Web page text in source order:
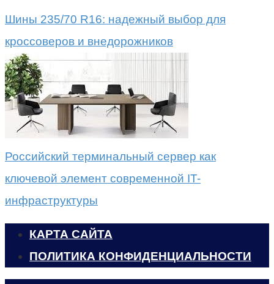
Шины 235/70 R16: надежный выбор для
кроссоверов и внедорожников
Российский терминальный сервер как
ключевой элемент современной IT-
инфраструктуры
КАРТА САЙТА
ПОЛИТИКА КОНФИДЕНЦИАЛЬНОСТИ